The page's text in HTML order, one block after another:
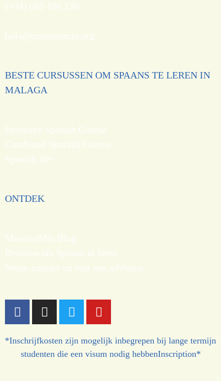
BESTE CURSUSSEN OM SPAANS TE LEREN IN
MALAGA
ONTDEK
*Inschrijfkosten zijn mogelijk inbegrepen bij lange termijn
studenten die een visum nodig hebbenInscription*